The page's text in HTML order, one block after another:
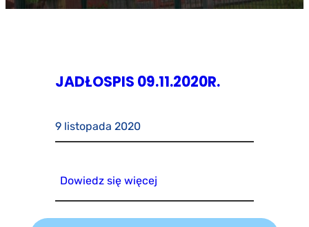
JADŁOSPIS 09.11.2020R.
9 listopada 2020
Dowiedz się więcej